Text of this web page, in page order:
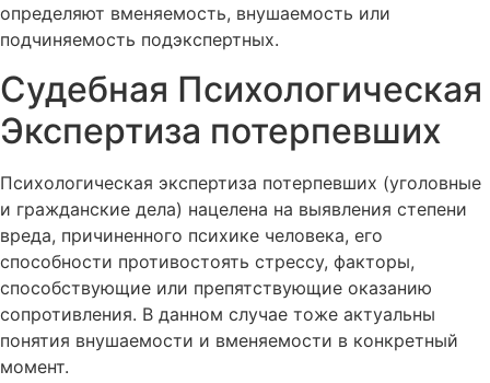
определяют вменяемость, внушаемость или
подчиняемость подэкспертных.
Судебная Психологическая
Экспертиза потерпевших
Психологическая экспертиза потерпевших (уголовные
и гражданские дела) нацелена на выявления степени
вреда, причиненного психике человека, его
способности противостоять стрессу, факторы,
способствующие или препятствующие оказанию
сопротивления. В данном случае тоже актуальны
понятия внушаемости и вменяемости в конкретный
момент.